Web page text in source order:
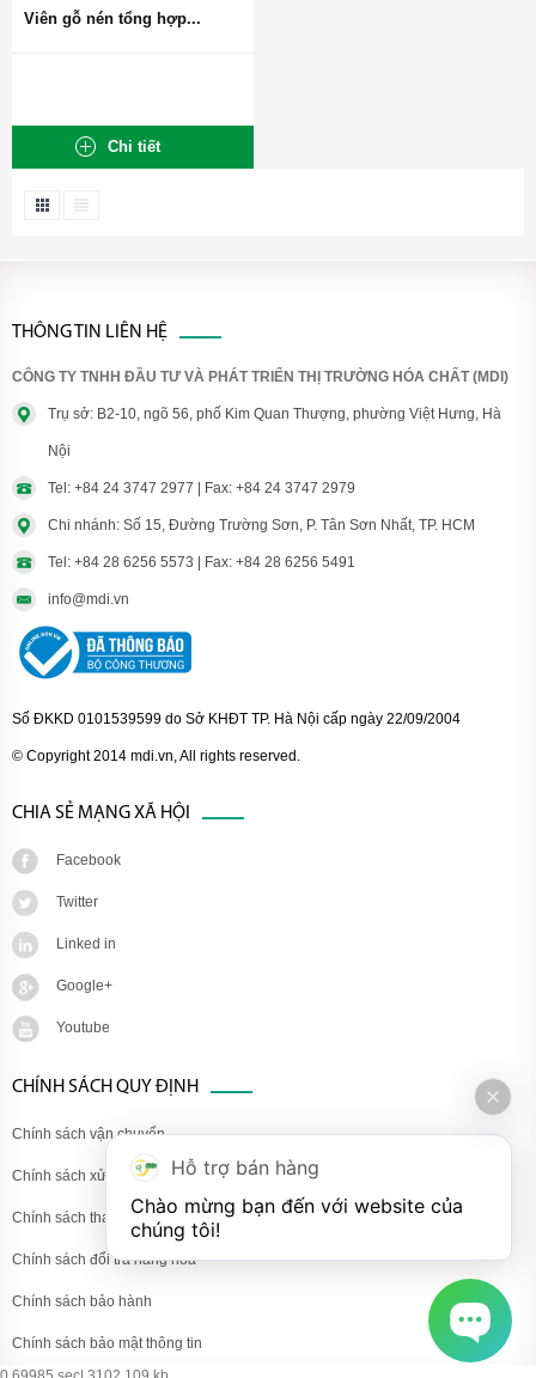
Viên gỗ nén tổng hợp...
Chi tiết
THÔNG TIN LIÊN HỆ
CÔNG TY TNHH ĐẦU TƯ VÀ PHÁT TRIỂN THỊ TRƯỜNG HÓA CHẤT (MDI)
Trụ sở: B2-10, ngõ 56, phố Kim Quan Thượng, phường Việt Hưng, Hà
Nội
Tel: +84 24 3747 2977 | Fax: +84 24 3747 2979
Chi nhánh: Số 15, Đường Trường Sơn, P. Tân Sơn Nhất, TP. HCM
Tel: +84 28 6256 5573 | Fax: +84 28 6256 5491
info@mdi.vn
Số ĐKKD 0101539599 do Sở KHĐT TP. Hà Nội cấp ngày 22/09/2004
© Copyright 2014 mdi.vn, All rights reserved.
CHIA SẺ MẠNG XÃ HỘI
Facebook
Twitter
Linked in
Google+
Youtube
CHÍNH SÁCH QUY ĐỊNH
Chính sách vận chuyển
Chính sách xử lý khiếu nại
Chính sách thanh toán
Chính sách đổi trả hàng hóa
Chính sách bảo hành
Chính sách bảo mật thông tin
Hỗ trợ bán hàng
Chào mừng bạn đến với website của
chúng tôi!